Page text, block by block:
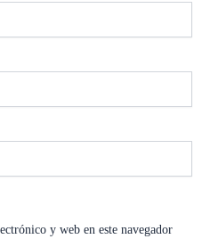
y web en este navegador